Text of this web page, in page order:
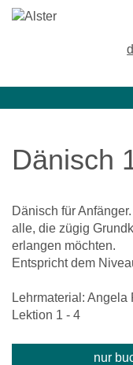
Dänisch
Dänisch für
alle, die zügig
erlangen möchten.
Entspricht dem
Lehrmaterial: Angela
Lektion 1 - 4
nur